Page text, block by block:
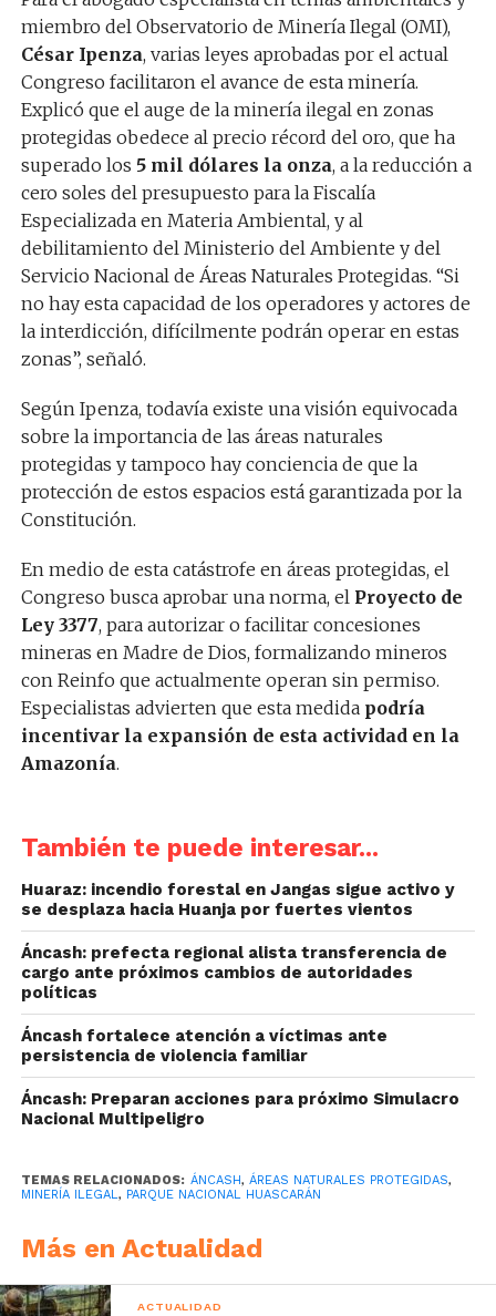
miembro del Observatorio de Minería Ilegal (OMI),
César Ipenza, varias leyes aprobadas por el actual
Congreso facilitaron el avance de esta minería.
Explicó que el auge de la minería ilegal en zonas
protegidas obedece al precio récord del oro, que ha
superado los 5 mil dólares la onza, a la reducción a
cero soles del presupuesto para la Fiscalía
Especializada en Materia Ambiental, y al
debilitamiento del Ministerio del Ambiente y del
Servicio Nacional de Áreas Naturales Protegidas. “Si
no hay esta capacidad de los operadores y actores de
la interdicción, difícilmente podrán operar en estas
zonas”, señaló.
Según Ipenza, todavía existe una visión equivocada
sobre la importancia de las áreas naturales
protegidas y tampoco hay conciencia de que la
protección de estos espacios está garantizada por la
Constitución.
En medio de esta catástrofe en áreas protegidas, el
Congreso busca aprobar una norma, el Proyecto de
Ley 3377, para autorizar o facilitar concesiones
mineras en Madre de Dios, formalizando mineros
con Reinfo que actualmente operan sin permiso.
Especialistas advierten que esta medida podría
incentivar la expansión de esta actividad en la
Amazonía.
También te puede interesar...
Huaraz: incendio forestal en Jangas sigue activo y
se desplaza hacia Huanja por fuertes vientos
Áncash: prefecta regional alista transferencia de
cargo ante próximos cambios de autoridades
políticas
Áncash fortalece atención a víctimas ante
persistencia de violencia familiar
Áncash: Preparan acciones para próximo Simulacro
Nacional Multipeligro
TEMAS RELACIONADOS: ÁNCASH, ÁREAS NATURALES PROTEGIDAS,
MINERÍA ILEGAL, PARQUE NACIONAL HUASCARÁN
Más en Actualidad
ACTUALIDAD